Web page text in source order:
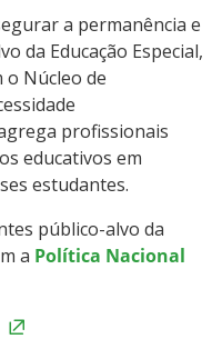
a permanência e
da Educação Especial,
o Núcleo de
profissionais
educativos em
estudantes.
público-alvo da
a Política Nacional